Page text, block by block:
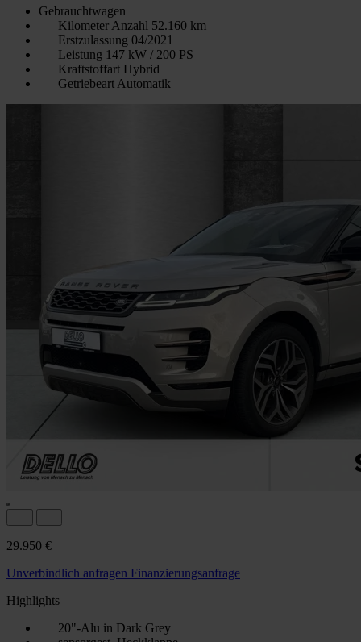
Gebrauchtwagen
Kilometer Anzahl 52.160 km
Erstzulassung 04/2021
Leistung 147 kW / 200 PS
Kraftstoffart Hybrid
Getriebeart Automatik
29.950 €
Unverbindlich anfragen Finanzierungsanfrage
Highlights
20"-Alu in Dark Grey